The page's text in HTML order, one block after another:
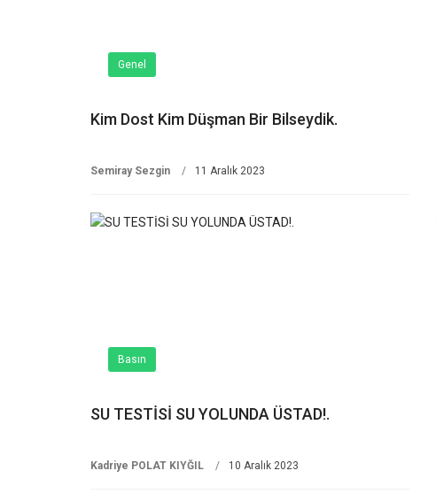
Genel
Kim Dost Kim Düşman Bir Bilseydik.
Semiray Sezgin 11 Aralık 2023
Basın
SU TESTİSİ SU YOLUNDA ÜSTAD!.
Kadriye POLAT KIYĞIL 10 Aralık 2023